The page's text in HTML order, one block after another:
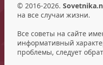
© 2016-2026.
на все случаи жизни.
Все советы на сайте
информативный
проблемы, следует